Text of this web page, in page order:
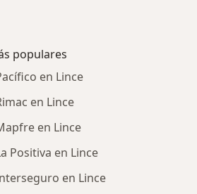
populares
en Lince
en Lince
en Lince
Positiva en Lince
en Lince